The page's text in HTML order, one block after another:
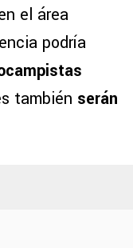
el área
podría
también serán